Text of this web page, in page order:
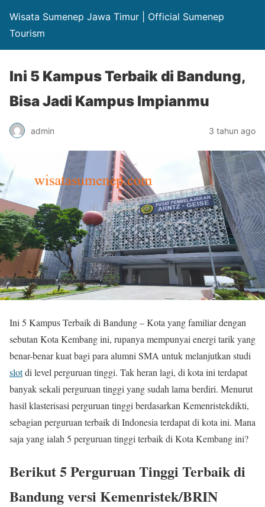
Wisata Sumenep Jawa Timur | Official Sumenep
Tourism
Ini 5 Kampus Terbaik di Bandung,
Bisa Jadi Kampus Impianmu
admin 3 tahun ago
Ini 5 Kampus Terbaik di Bandung – Kota yang familiar dengan
sebutan Kota Kembang ini, rupanya mempunyai energi tarik yang
benar-benar kuat bagi para alumni SMA untuk melanjutkan studi
slotdi level perguruan tinggi. Tak heran lagi, di kota ini terdapat
banyak sekali perguruan tinggi yang sudah lama berdiri. Menurut
hasil klasterisasi perguruan tinggi berdasarkan Kemenristekdikti,
sebagian perguruan terbaik di Indonesia terdapat di kota ini. Mana
saja yang ialah 5 perguruan tinggi terbaik di Kota Kembang ini?
Berikut 5 Perguruan Tinggi Terbaik di
Bandung versi Kemenristek/BRIN